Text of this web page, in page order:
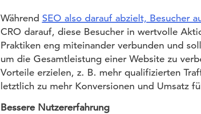
Während SEO also darauf abzielt, Besucher
CRO darauf, diese Besucher in wertvolle
Praktiken eng miteinander verbunden und
um die Gesamtleistung einer Website zu
Vorteile erzielen, z. B. mehr qualifizierten
letztlich zu mehr Konversionen und Umsatz
Bessere Nutzererfahrung